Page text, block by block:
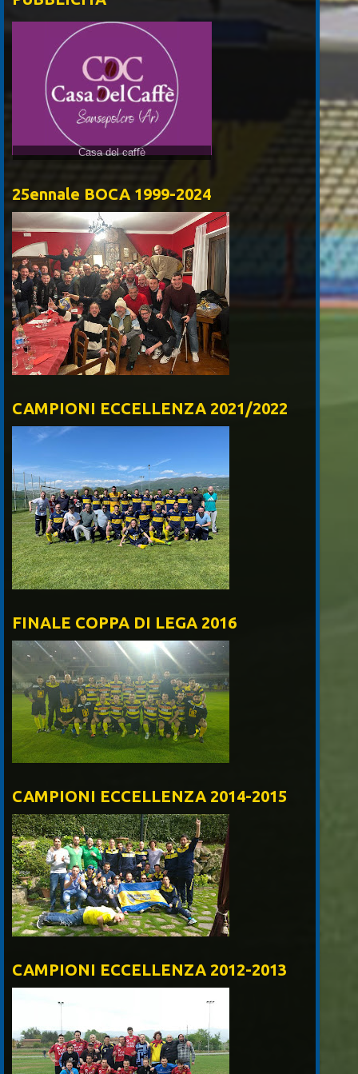
Casa del caffè
25ennale BOCA 1999-2024
CAMPIONI ECCELLENZA 2021/2022
FINALE COPPA DI LEGA 2016
CAMPIONI ECCELLENZA 2014-2015
CAMPIONI ECCELLENZA 2012-2013